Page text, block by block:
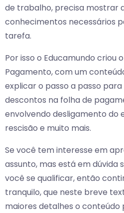
de trabalho, precisa mostrar
conhecimentos necessários
tarefa.
Por isso o Educamundo criou
Pagamento, com um
explicar o passo a passo
descontos na folha de
envolvendo desligamento do
rescisão e muito mais.
Se você tem interesse em
assunto, mas está em dúvida
você se qualificar, então
tranquilo, que neste breve
maiores detalhes o